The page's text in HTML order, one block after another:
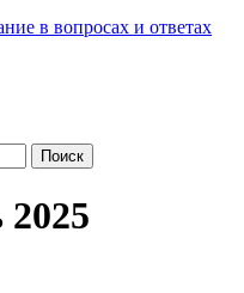
в вопросах и ответах